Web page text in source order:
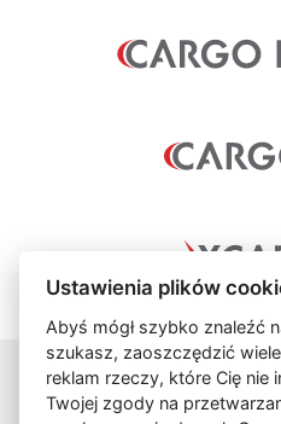
Ustawienia plików
Abyś mógł szybko znaleźć
szukasz, zaoszczędzić
reklam rzeczy, które Cię nie
Twojej zgody na